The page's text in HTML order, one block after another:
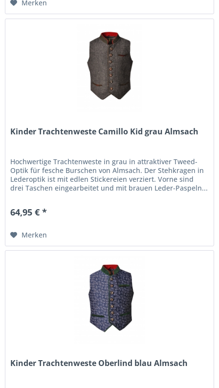
Merken
Kinder Trachtenweste Camillo Kid grau Almsach
Hochwertige Trachtenweste in grau in attraktiver Tweed-
Optik für fesche Burschen von Almsach. Der Stehkragen in
Lederoptik ist mit edlen Stickereien verziert. Vorne sind
drei Taschen eingearbeitet und mit brauen Leder-Paspeln...
64,95 € *
Merken
Kinder Trachtenweste Oberlind blau Almsach